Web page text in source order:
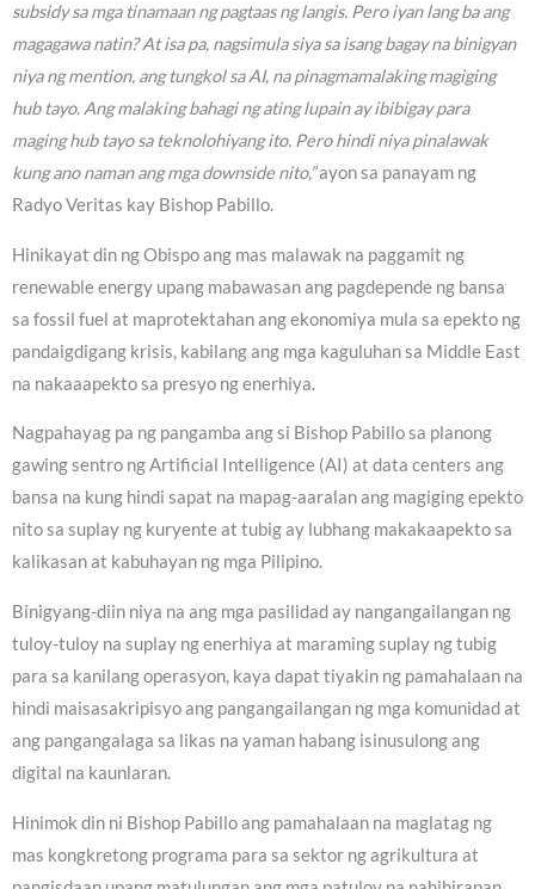
subsidy sa mga tinamaan ng pagtaas ng langis. Pero iyan lang ba ang
magagawa natin? At isa pa, nagsimula siya sa isang bagay na binigyan
niya ng mention, ang tungkol sa AI, na pinagmamalaking magiging
hub tayo. Ang malaking bahagi ng ating lupain ay ibibigay para
maging hub tayo sa teknolohiyang ito. Pero hindi niya pinalawak
kung ano naman ang mga downside nito,”ayon sa panayam ng
Radyo Veritas kay Bishop Pabillo.
Hinikayat din ng Obispo ang mas malawak na paggamit ng
renewable energy upang mabawasan ang pagdepende ng bansa
sa fossil fuel at maprotektahan ang ekonomiya mula sa epekto ng
pandaigdigang krisis, kabilang ang mga kaguluhan sa Middle East
na nakaaapekto sa presyo ng enerhiya.
Nagpahayag pa ng pangamba ang si Bishop Pabillo sa planong
gawing sentro ng Artificial Intelligence (AI) at data centers ang
bansa na kung hindi sapat na mapag-aaralan ang magiging epekto
nito sa suplay ng kuryente at tubig ay lubhang makakaapekto sa
kalikasan at kabuhayan ng mga Pilipino.
Binigyang-diin niya na ang mga pasilidad ay nangangailangan ng
tuloy-tuloy na suplay ng enerhiya at maraming suplay ng tubig
para sa kanilang operasyon, kaya dapat tiyakin ng pamahalaan na
hindi maisasakripisyo ang pangangailangan ng mga komunidad at
ang pangangalaga sa likas na yaman habang isinusulong ang
digital na kaunlaran.
Hinimok din ni Bishop Pabillo ang pamahalaan na maglatag ng
mas kongkretong programa para sa sektor ng agrikultura at